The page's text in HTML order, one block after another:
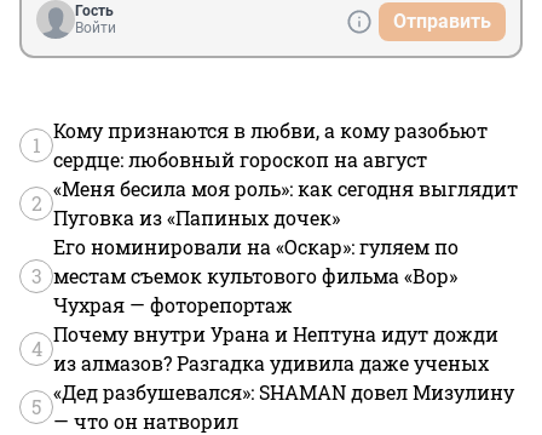
Гость
Войти
Отправить
1
Кому признаются в любви, а кому разобьют
сердце: любовный гороскоп на август
2
«Меня бесила моя роль»: как сегодня выглядит
Пуговка из «Папиных дочек»
3
Его номинировали на «Оскар»: гуляем по
местам съемок культового фильма «Вор»
Чухрая — фоторепортаж
4
Почему внутри Урана и Нептуна идут дожди
из алмазов? Разгадка удивила даже ученых
5
«Дед разбушевался»: SHAMAN довел Мизулину
— что он натворил